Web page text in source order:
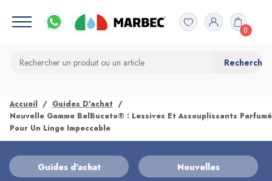
0
Accueil
Guides D'achat
Nouvelle Gamme BelBucato® : Lessives Et Assouplissants
Pour Un Linge Impeccable
Guides d'achat Nouvelles